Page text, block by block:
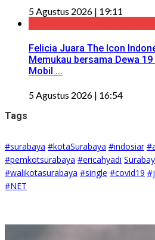
5 Agustus 2026 | 19:11
Felicia Juara The Icon
Memukau bersama Dewa
Mobil ...
5 Agustus 2026 | 16:54
Tags
#surabaya #kotaSurabaya #indosiar
#pemkotsurabaya #ericahyadi
#walikotasurabaya #single #covid19
#NET